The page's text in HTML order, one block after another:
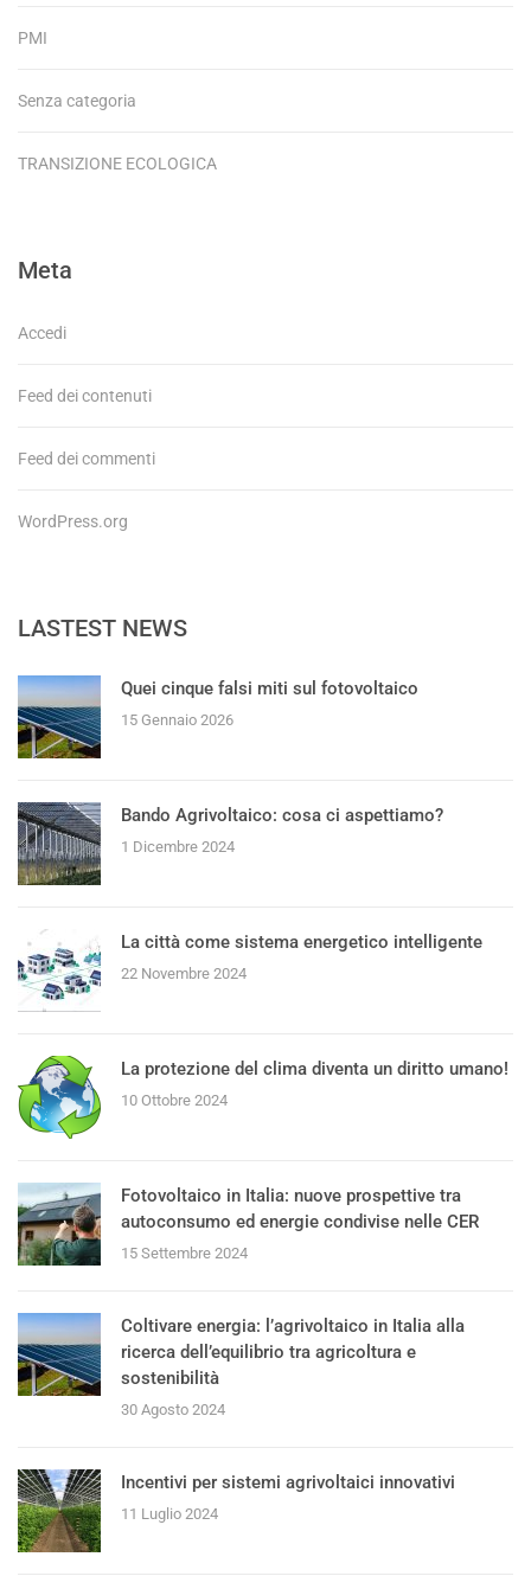
PMI
Senza categoria
TRANSIZIONE ECOLOGICA
Meta
Accedi
Feed dei contenuti
Feed dei commenti
WordPress.org
LASTEST NEWS
Quei cinque falsi miti sul fotovoltaico
15 Gennaio 2026
Bando Agrivoltaico: cosa ci aspettiamo?
1 Dicembre 2024
La città come sistema energetico intelligente
22 Novembre 2024
La protezione del clima diventa un diritto umano!
10 Ottobre 2024
Fotovoltaico in Italia: nuove prospettive tra
autoconsumo ed energie condivise nelle CER
15 Settembre 2024
Coltivare energia: l’agrivoltaico in Italia alla
ricerca dell’equilibrio tra agricoltura e
sostenibilità
30 Agosto 2024
Incentivi per sistemi agrivoltaici innovativi
11 Luglio 2024